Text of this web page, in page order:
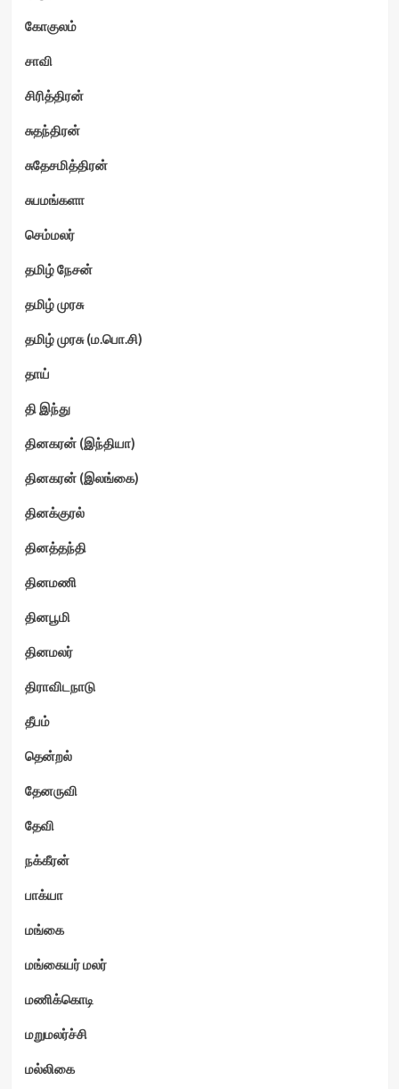
கோகுலம்
சாவி
சிரித்திரன்
சுதந்திரன்
சுதேசமித்திரன்
சுபமங்களா
செம்மலர்
தமிழ் நேசன்
தமிழ் முரசு
தமிழ் முரசு (ம.பொ.சி)
தாய்
தி இந்து
தினகரன் (இந்தியா)
தினகரன் (இலங்கை)
தினக்குரல்
தினத்தந்தி
தினமணி
தினபூமி
தினமலர்
திராவிடநாடு
தீபம்
தென்றல்
தேனருவி
தேவி
நக்கீரன்
பாக்யா
மங்கை
மங்கையர் மலர்
மணிக்கொடி
மறுமலர்ச்சி
மல்லிகை